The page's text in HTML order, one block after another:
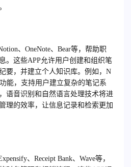
、OneNote、Bear等，帮助职
。这些APP允许用户创建和组织笔
要，并建立个人知识库。例如，N
能，支持用户建立复杂的笔记系
语音识别和自然语言处理技术将进
理的效率，让信息记录和检索更加
、Receipt Bank、Wave等，